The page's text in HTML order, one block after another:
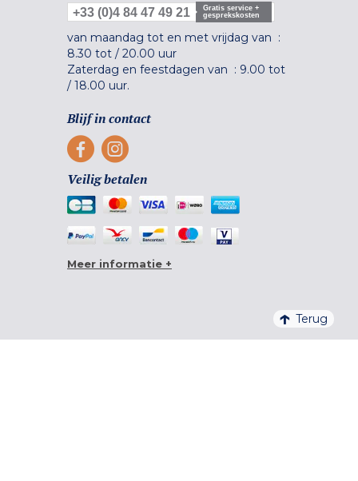
+33 (0)4 84 47 49 21
Gratis service +
gesprekskosten
van maandag tot en met vrijdag van :
8.30 tot / 20.00 uur
Zaterdag en feestdagen van : 9.00 tot
/ 18.00 uur.
Blijf in contact
Veilig betalen
Meer informatie +
Terug